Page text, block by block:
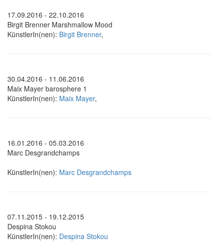
17.09.2016 - 22.10.2016
Birgit Brenner Marshmallow Mood
KünstlerIn(nen): Birgit Brenner,
30.04.2016 - 11.06.2016
Maix Mayer barosphere 1
KünstlerIn(nen): Maix Mayer,
16.01.2016 - 05.03.2016
Marc Desgrandchamps
KünstlerIn(nen): Marc Desgrandchamps
07.11.2015 - 19.12.2015
Despina Stokou
KünstlerIn(nen): Despina Stokou